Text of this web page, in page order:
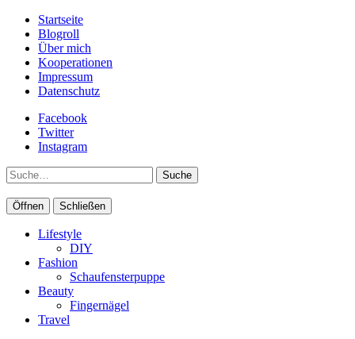
Startseite
Blogroll
Über mich
Kooperationen
Impressum
Datenschutz
Facebook
Twitter
Instagram
Suche
Öffnen Schließen
Lifestyle
DIY
Fashion
Schaufensterpuppe
Beauty
Fingernägel
Travel